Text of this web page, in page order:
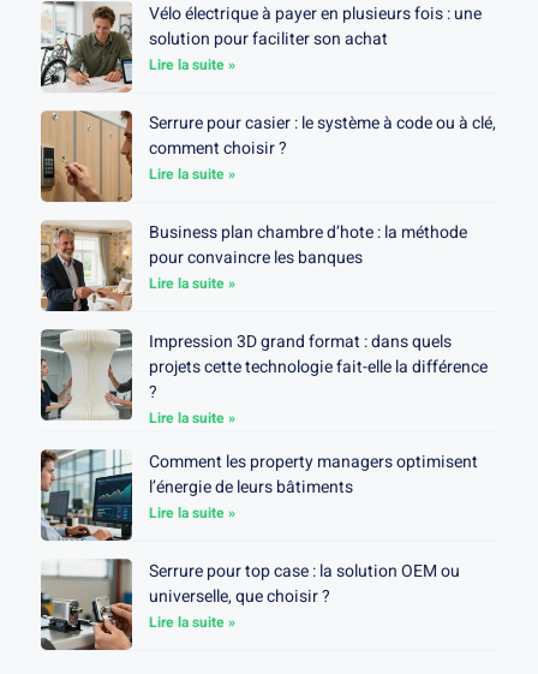
Vélo électrique à payer en plusieurs fois : une
solution pour faciliter son achat
Lire la suite »
Serrure pour casier : le système à code ou à clé,
comment choisir ?
Lire la suite »
Business plan chambre d’hote : la méthode
pour convaincre les banques
Lire la suite »
Impression 3D grand format : dans quels
projets cette technologie fait-elle la différence
?
Lire la suite »
Comment les property managers optimisent
l’énergie de leurs bâtiments
Lire la suite »
Serrure pour top case : la solution OEM ou
universelle, que choisir ?
Lire la suite »